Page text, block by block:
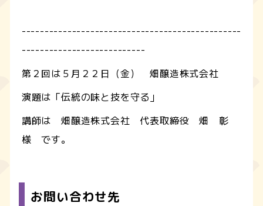
------------------------------------------------
---------------------------
第２回は５月２２日（金） 畑醸造株式会社
演題は「伝統の味と技を守る」
講師は 畑醸造株式会社 代表取締役 畑 彰
様 です。
お問い合わせ先